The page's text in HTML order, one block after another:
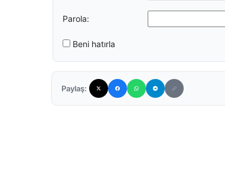
Parola:
Beni hatırla
Paylaş: